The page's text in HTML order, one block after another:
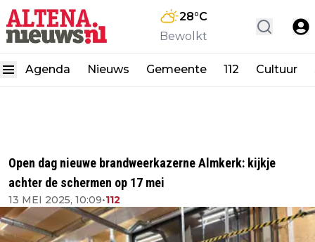
28°C
Bewolkt
Agenda Nieuws Gemeente 112 Cultuur
Open dag nieuwe brandweerkazerne Almkerk: kijkje
achter de schermen op 17 mei
13 MEI 2025, 10:09•112